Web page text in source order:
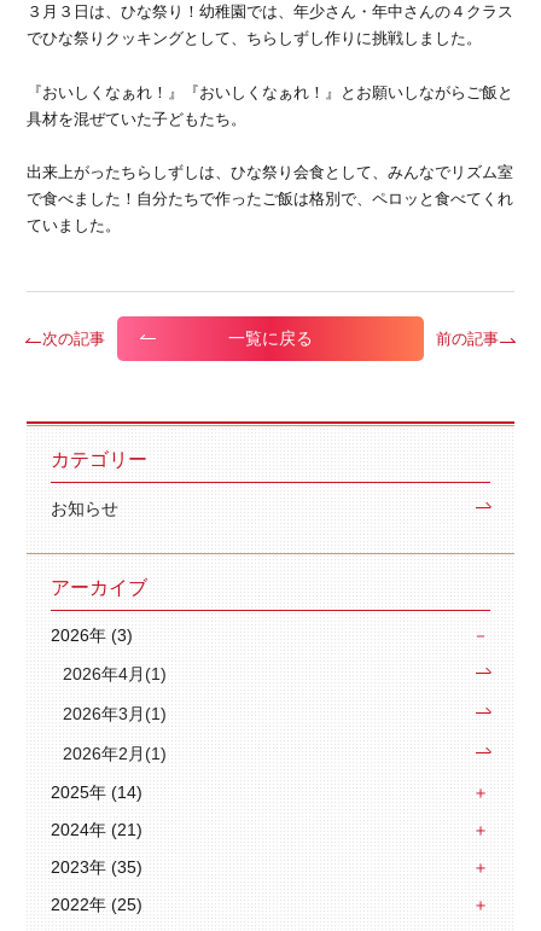
３月３日は、ひな祭り！幼稚園では、年少さん・年中さんの４クラス
でひな祭りクッキングとして、ちらしずし作りに挑戦しました。
『おいしくなぁれ！』『おいしくなぁれ！』とお願いしながらご飯と
具材を混ぜていた子どもたち。
出来上がったちらしずしは、ひな祭り会食として、みんなでリズム室
で食べました！自分たちで作ったご飯は格別で、ペロッと食べてくれ
ていました。
次の記事 一覧に戻る 前の記事
カテゴリー
お知らせ
アーカイブ
2026年 (3)
2026年4月(1)
2026年3月(1)
2026年2月(1)
2025年 (14)
2024年 (21)
2023年 (35)
2022年 (25)